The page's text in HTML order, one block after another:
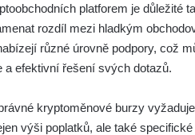
platforem je důležité
rozdíl mezi hladkým
různé úrovně podpory, což
efektivní řešení svých dotazů.
kryptoměnové burzy
výši poplatků, ale také